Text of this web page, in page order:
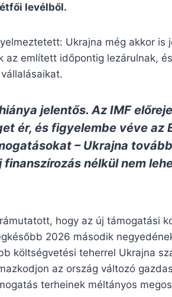
levélből.
Ukrajna még akkor is
az említett időpontig lezárulnak,
jelentős. Az IMF
ér, és figyelembe véve az
– Ukrajna
nélkül nem
hogy az új támogatási
2026 második
költségvetési teherrel Ukrajna
az ország változó
terheinek méltányos